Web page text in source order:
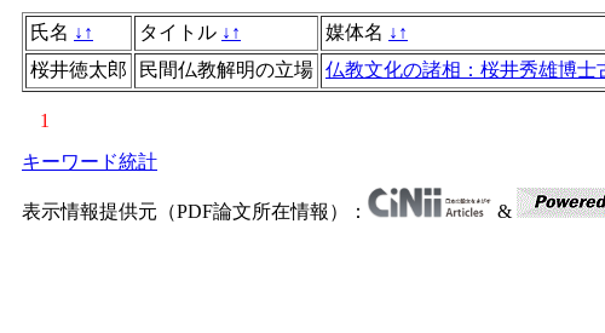
氏名 ↓ ↑ タイトル ↓ ↑ 媒体名 ↓ ↑
桜井徳太郎
民間仏教解明の立場 仏教文化の諸相：桜井秀雄博士
1
キーワード統計
表示情報提供元（PDF論文所在情報）： &